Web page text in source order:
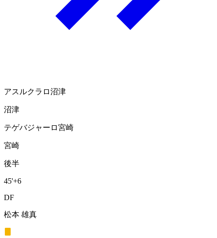
アスルクラロ沼津
沼津
テゲバジャーロ宮崎
宮崎
後半
45'+6
DF
松本 雄真